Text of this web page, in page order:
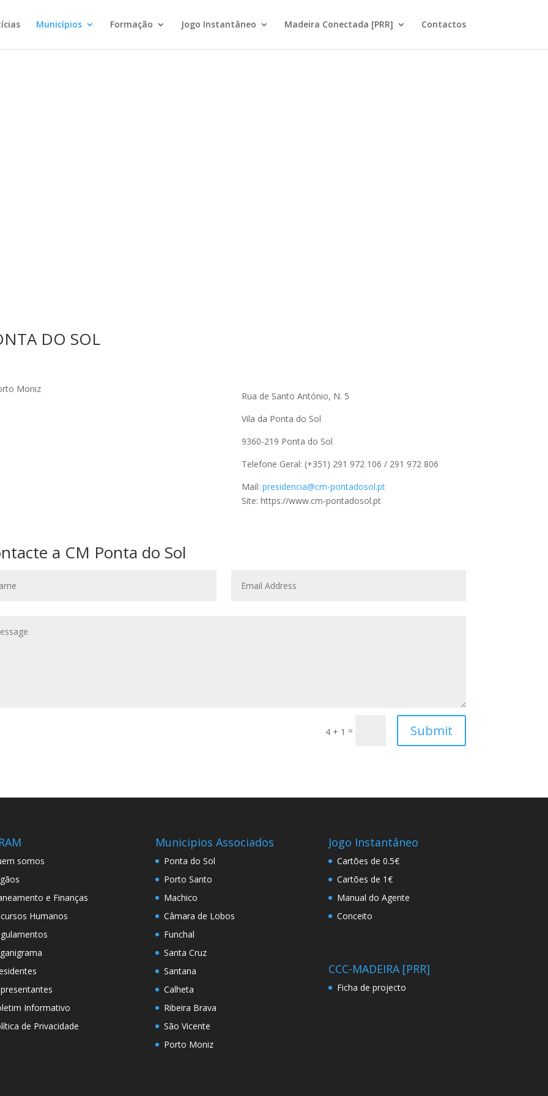
Municípios Formação Jogo Instantâneo Madeira Conectada [PRR] Contactos
DO SOL
Rua de Santo António, N. 5
Vila da Ponta do Sol
9360-219 Ponta do Sol
Telefone Geral: (+351) 291 972 106 / 291 972 806
Mail:presidencia@cm-pontadosol.pt
Site: https://www.cm-pontadosol.pt
a CM Ponta do Sol
4 + 1 = Submit
somos
e Finanças
Humanos
Informativo
de Privacidade
Municipios Associados
Ponta do Sol
Porto Santo
Machico
Câmara de Lobos
Funchal
Santa Cruz
Santana
Calheta
Ribeira Brava
São Vicente
Porto Moniz
Jogo Instantâneo
Cartões de 0.5€
Cartões de 1€
Manual do Agente
Conceito
CCC-MADEIRA [PRR]
Ficha de projecto